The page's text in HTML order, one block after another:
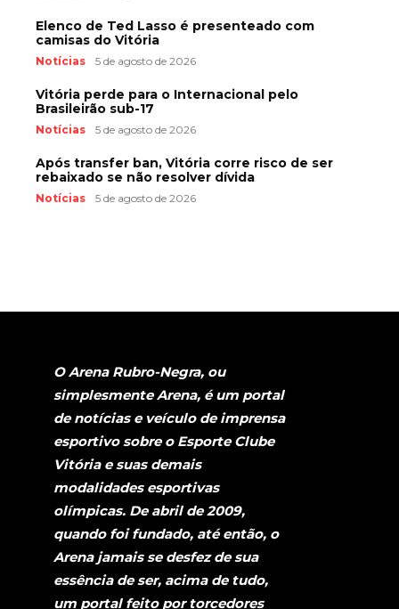
Elenco de Ted Lasso é presenteado com
camisas do Vitória
Notícias 5 de agosto de 2026
Vitória perde para o Internacional pelo
Brasileirão sub-17
Notícias 5 de agosto de 2026
Após transfer ban, Vitória corre risco de ser
rebaixado se não resolver dívida
Notícias 5 de agosto de 2026
O Arena Rubro-Negra, ou
simplesmente Arena, é um portal
de notícias e veículo de imprensa
esportivo sobre o Esporte Clube
Vitória e suas demais
modalidades esportivas
olímpicas. De abril de 2009,
quando foi fundado, até então, o
Arena jamais se desfez de sua
essência de ser, acima de tudo,
um portal feito por torcedores